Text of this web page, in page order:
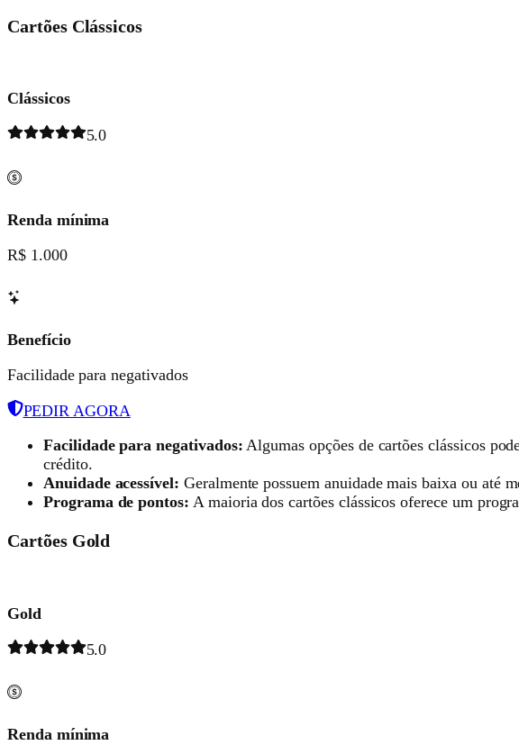
Cartões Clássicos
Clássicos
5.0
Renda mínima
R$ 1.000
Benefício
Facilidade para negativados
PEDIR AGORA
Facilidade para negativados: Algumas opções de cartões clássicos
crédito.
Anuidade acessível: Geralmente possuem anuidade mais baixa ou até
Programa de pontos: A maioria dos cartões clássicos oferece um
Cartões Gold
Gold
5.0
Renda mínima